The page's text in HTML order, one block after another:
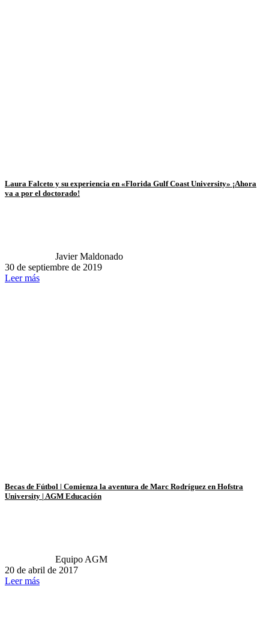
Laura Falceto y su experiencia en «Florida Gulf Coast University» ¡Ahora
va a por el doctorado!
Javier Maldonado
30 de septiembre de 2019
Leer más
Becas de Fútbol | Comienza la aventura de Marc Rodríguez en Hofstra
University | AGM Educación
Equipo AGM
20 de abril de 2017
Leer más